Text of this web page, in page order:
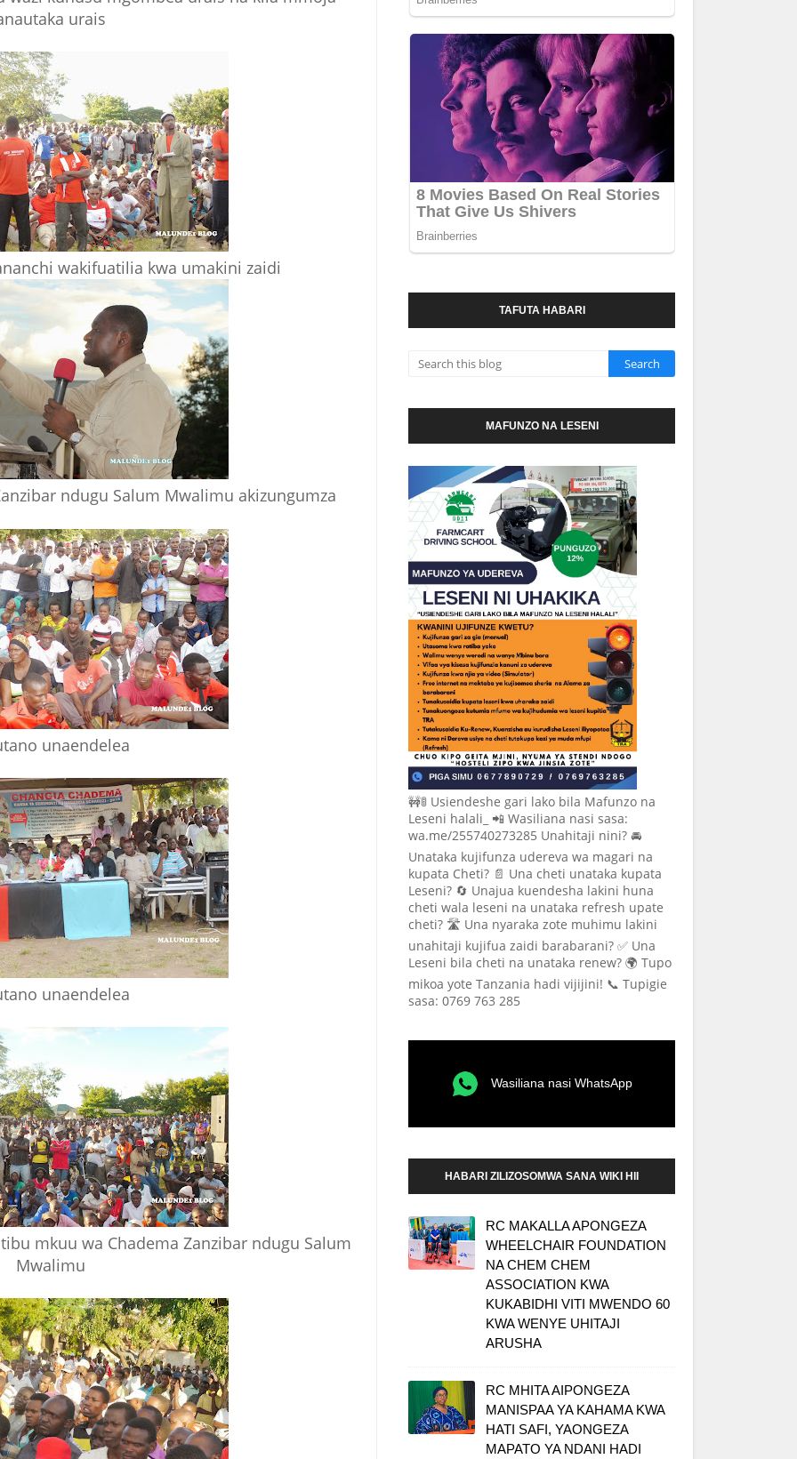
urais
wakifuatilia kwa umakini zaidi
ndugu Salum Mwalimu akizungumza
unaendelea
unaendelea
mkuu wa Chadema Zanzibar ndugu Salum
Mwalimu
TAFUTA HABARI
MAFUNZO NA LESENI
🚧🚦 Usiendeshe gari lako bila Mafunzo na
Leseni halali_ 📲 Wasiliana nasi sasa:
wa.me/255740273285 Unahitaji nini? 🚘
Unataka kujifunza udereva wa magari na
kupata Cheti? 📄 Una cheti unataka kupata
Leseni? 🔄 Unajua kuendesha lakini huna
cheti wala leseni na unataka refresh upate
cheti? 🛣️ Una nyaraka zote muhimu lakini
unahitaji kujifua zaidi barabarani? ✅ Una
Leseni bila cheti na unataka renew? 🌍 Tupo
mikoa yote Tanzania hadi vijijini! 📞 Tupigie
sasa: 0769 763 285
Wasiliana nasi WhatsApp
HABARI ZILIZOSOMWA SANA WIKI HII
RC MAKALLA APONGEZA
WHEELCHAIR FOUNDATION
NA CHEM CHEM
ASSOCIATION KWA
KUKABIDHI VITI MWENDO 60
KWA WENYE UHITAJI
ARUSHA
RC MHITA AIPONGEZA
MANISPAA YA KAHAMA KWA
HATI SAFI, YAONGEZA
MAPATO YA NDANI HADI